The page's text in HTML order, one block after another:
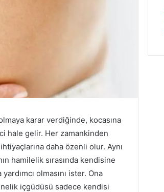
karar verdiğinde, kocasına
hale gelir. Her zamankinden
daha özenli olur. Aynı
hamilelik sırasında kendisine
olmasını ister. Ona
içgüdüsü sadece kendisi